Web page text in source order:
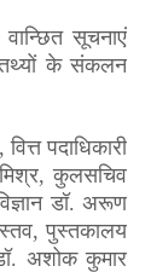
सूचनाएं
तथ्यों के संकलन
वित्त पदाधिकारी
,कुलसचिव
डॉ. अरूण
,पुस्तकालय
अशोक कुमार